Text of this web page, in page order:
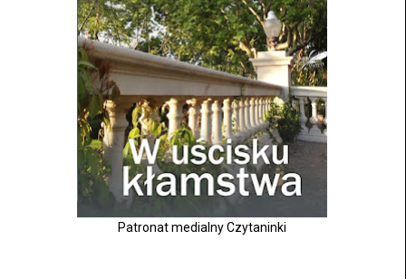
Patronat medialny Czytaninki